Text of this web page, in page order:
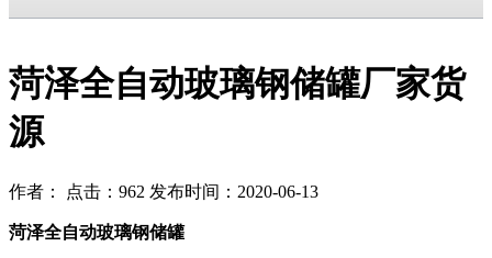
菏泽全自动玻璃钢储罐厂家货
源
作者： 点击：962 发布时间：2020-06-13
菏泽全自动玻璃钢储罐